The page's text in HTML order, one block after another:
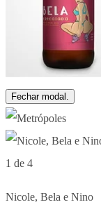
Fechar modal.
1 de 4
Nicole, Bela e Nino